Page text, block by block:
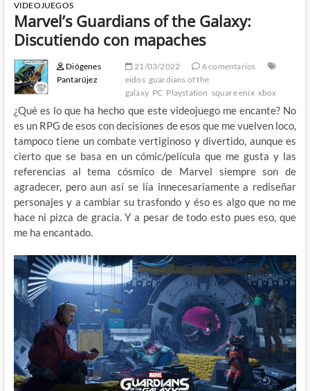
VIDEOJUEGOS
Marvel’s Guardians of the Galaxy:
Discutiendo con mapaches
Diógenes
Pantarújez
21/03/2022
6 comentarios
eidos guardians of the
galaxy PC Playstation square enix xbox
¿Qué es lo que ha hecho que este videojuego me encante? No
es un RPG de esos con decisiones de esos que me vuelven loco,
tampoco tiene un combate vertiginoso y divertido, aunque es
cierto que se basa en un cómic/película que me gusta y las
referencias al tema cósmico de Marvel siempre son de
agradecer, pero aun así se lía innecesariamente a rediseñar
personajes y a cambiar su trasfondo y éso es algo que no me
hace ni pizca de gracia. Y a pesar de todo esto pues eso, que
me ha encantado.